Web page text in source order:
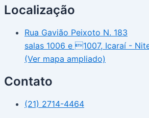
Localização
Rua Gavião Peixoto N. 183
salas 1006 e 1007, Icaraí -
(Ver mapa ampliado)
Contato
(21) 2714-4464